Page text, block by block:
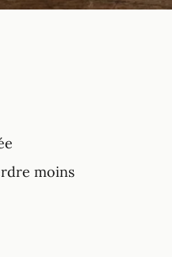
moins